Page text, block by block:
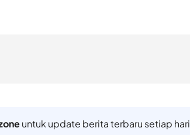
untuk update berita terbaru setiap hari